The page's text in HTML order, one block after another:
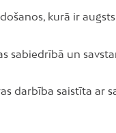
kurā ir
sabiedrībā un
darbība saistīta ar